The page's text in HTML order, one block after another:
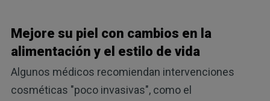
Mejore su piel con cambios en la
alimentación y el estilo de vida
Algunos médicos recomiendan intervenciones
cosméticas "poco invasivas", como el